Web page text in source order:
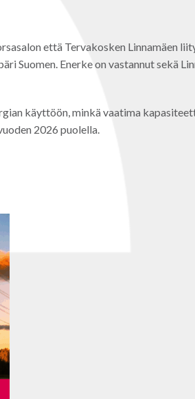
että Tervakosken Linnamäen
Suomen. Enerke on vastannut sekä
käyttöön, minkä vaatima
2026 puolella.